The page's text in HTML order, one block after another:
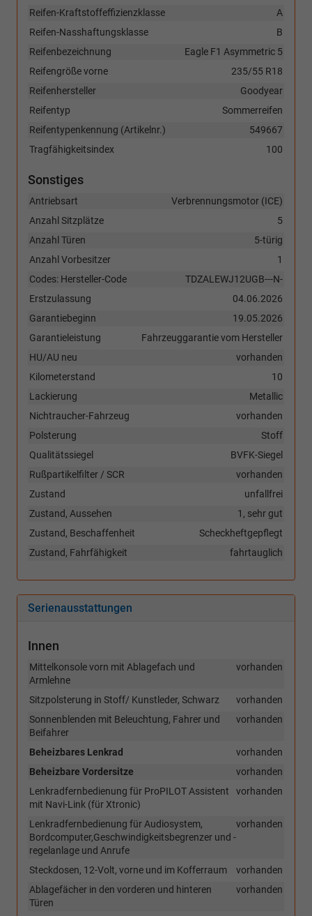
A
Reifen-Kraftstoffeffizienzklasse
B
Reifen-Nasshaftungsklasse
Eagle F1 Asymmetric 5
Reifenbezeichnung
235/55 R18
Reifengröße vorne
Goodyear
Reifenhersteller
Sommerreifen
Reifentyp
549667
Reifentypenkennung (Artikelnr.)
100
Tragfähigkeitsindex
Sonstiges
Verbrennungsmotor (ICE)
Antriebsart
5
Anzahl Sitzplätze
5-türig
Anzahl Türen
1
Anzahl Vorbesitzer
TDZALEWJ12UGB---N-
Codes: Hersteller-Code
04.06.2026
Erstzulassung
19.05.2026
Garantiebeginn
Fahrzeuggarantie vom Hersteller
Garantieleistung
vorhanden
HU/AU neu
10
Kilometerstand
Metallic
Lackierung
vorhanden
Nichtraucher-Fahrzeug
Stoff
Polsterung
BVFK-Siegel
Qualitätssiegel
vorhanden
Rußpartikelfilter / SCR
unfallfrei
Zustand
1, sehr gut
Zustand, Aussehen
Scheckheftgepflegt
Zustand, Beschaffenheit
fahrtauglich
Zustand, Fahrfähigkeit
Serienausstattungen
Innen
vorhanden
Mittelkonsole vorn mit Ablagefach und
Armlehne
vorhanden
Sitzpolsterung in Stoff/ Kunstleder, Schwarz
vorhanden
Sonnenblenden mit Beleuchtung, Fahrer und
Beifahrer
vorhanden
Beheizbares Lenkrad
vorhanden
Beheizbare Vordersitze
vorhanden
Lenkradfernbedienung für ProPILOT Assistent
mit Navi-Link (für Xtronic)
vorhanden
Lenkradfernbedienung für Audiosystem,
Bordcomputer,Geschwindigkeitsbegrenzer und -
regelanlage und Anrufe
vorhanden
Steckdosen, 12-Volt, vorne und im Kofferraum
vorhanden
Ablagefächer in den vorderen und hinteren
Türen